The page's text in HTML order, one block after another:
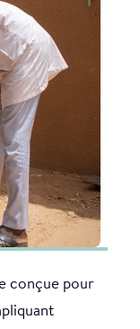
conçue pour
vie familiale.
des croquis au